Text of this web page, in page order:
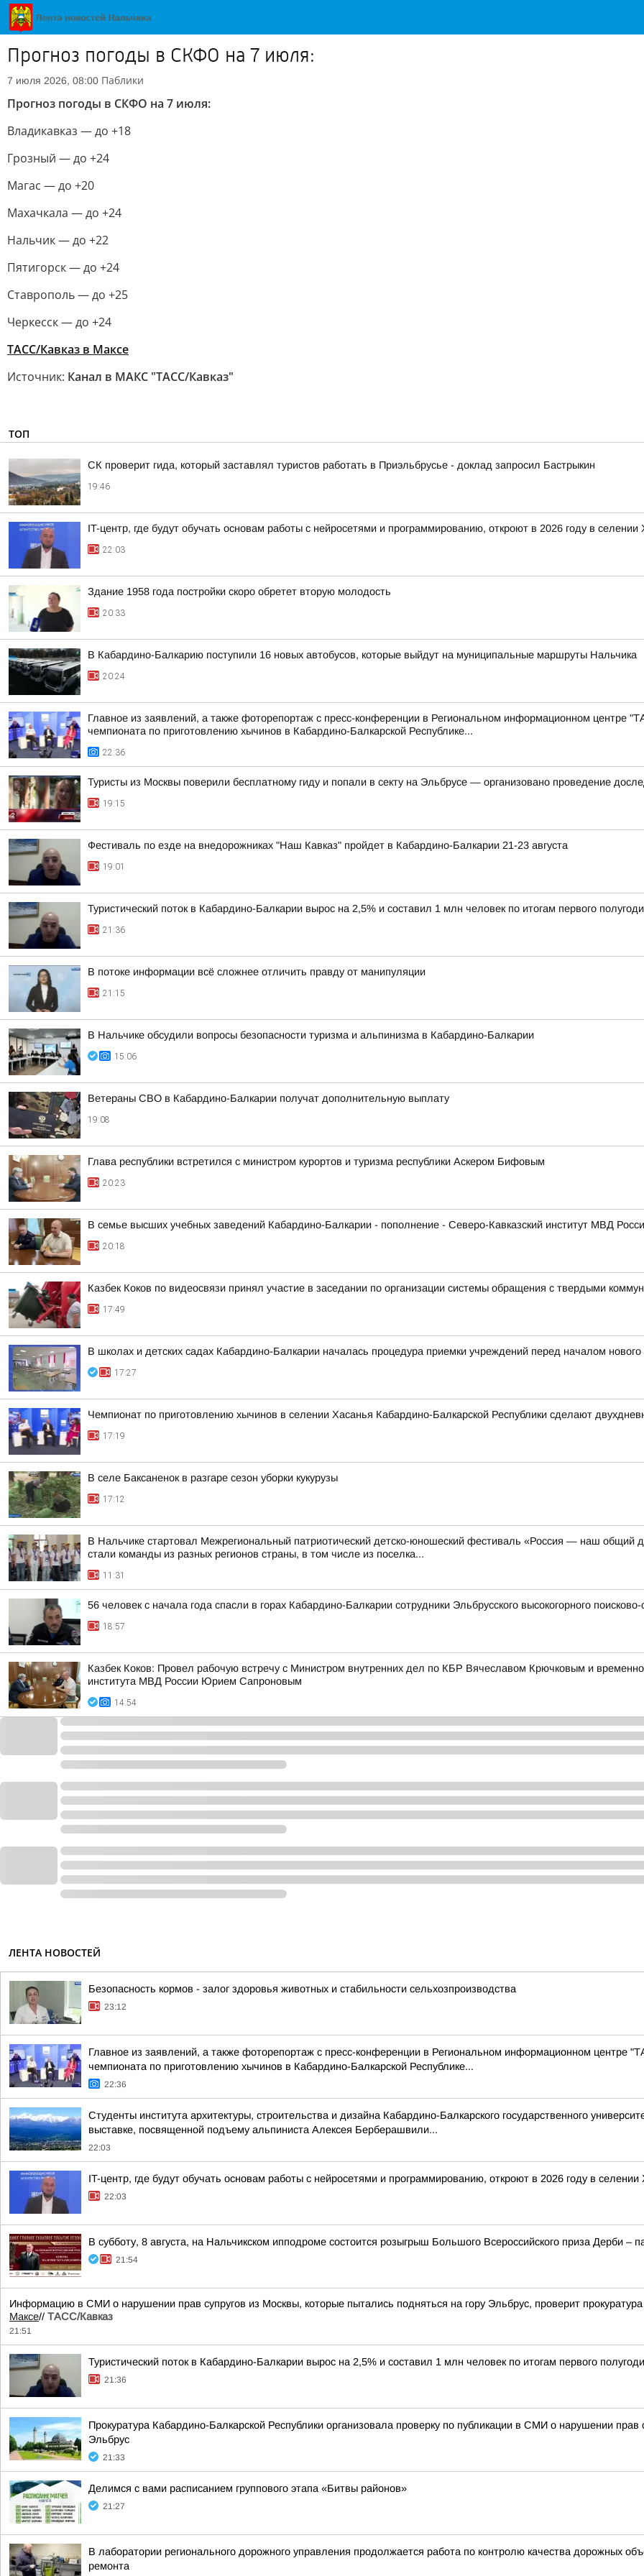
Прогноз погоды в СКФО на 7 июля:
7 июля 2026, 08:00 Паблики
Прогноз погоды в СКФО на 7 июля:
Владикавказ — до +18
Грозный — до +24
Магас — до +20
Махачкала — до +24
Нальчик — до +22
Пятигорск — до +24
Ставрополь — до +25
Черкесск — до +24
ТАСС/Кавказ в Максе
Источник: Канал в МАКС "ТАСС/Кавказ"
ТОП
СК проверит гида, который заставлял туристов работать в Приэльбрусье - доклад запросил Бастрыкин
19:46
IT-центр, где будут обучать основам работы с нейросетями и программированию, откроют в 2026 году в
22:03
Здание 1958 года постройки скоро обретет вторую молодость
20:33
В Кабардино-Балкарию поступили 16 новых автобусов, которые выйдут на муниципальные маршруты Нальчика
20:24
Главное из заявлений, а также фоторепортаж с пресс-конференции в Региональном информационном центре
чемпионата по приготовлению хычинов в Кабардино-Балкарской Республике...
22:36
Туристы из Москвы поверили бесплатному гиду и попали в секту на Эльбрусе — организовано проведение
19:15
Фестиваль по езде на внедорожниках "Наш Кавказ" пройдет в Кабардино-Балкарии 21-23 августа
19:01
Туристический поток в Кабардино-Балкарии вырос на 2,5% и составил 1 млн человек по итогам первого
21:36
В потоке информации всё сложнее отличить правду от манипуляции
21:15
В Нальчике обсудили вопросы безопасности туризма и альпинизма в Кабардино-Балкарии
15:06
Ветераны СВО в Кабардино-Балкарии получат дополнительную выплату
19:08
Глава республики встретился с министром курортов и туризма республики Аскером Бифовым
20:23
В семье высших учебных заведений Кабардино-Балкарии - пополнение - Северо-Кавказский институт МВД
20:18
Казбек Коков по видеосвязи принял участие в заседании по организации системы обращения с твердыми
17:49
В школах и детских садах Кабардино-Балкарии началась процедура приемки учреждений перед началом нового
17:27
Чемпионат по приготовлению хычинов в селении Хасанья Кабардино-Балкарской Республики сделают
17:19
В селе Баксаненок в разгаре сезон уборки кукурузы
17:12
В Нальчике стартовал Межрегиональный патриотический детско-юношеский фестиваль «Россия — наш общий
стали команды из разных регионов страны, в том числе из поселка...
11:31
56 человек с начала года спасли в горах Кабардино-Балкарии сотрудники Эльбрусского высокогорного
18:57
Казбек Коков: Провел рабочую встречу с Министром внутренних дел по КБР Вячеславом Крючковым и
института МВД России Юрием Сапроновым
14:54
ЛЕНТА НОВОСТЕЙ
Безопасность кормов - залог здоровья животных и стабильности сельхозпроизводства
23:12
Главное из заявлений, а также фоторепортаж с пресс-конференции в Региональном информационном центре
чемпионата по приготовлению хычинов в Кабардино-Балкарской Республике...
22:36
Студенты института архитектуры, строительства и дизайна Кабардино-Балкарского государственного
выставке, посвященной подъему альпиниста Алексея Берберашвили...
22:03
IT-центр, где будут обучать основам работы с нейросетями и программированию, откроют в 2026 году в
22:03
В субботу, 8 августа, на Нальчикском ипподроме состоится розыгрыш Большого Всероссийского приза Дерби
21:54
Информацию в СМИ о нарушении прав супругов из Москвы, которые пытались подняться на гору Эльбрус, проверит
Максе// ТАСС/Кавказ
21:51
Туристический поток в Кабардино-Балкарии вырос на 2,5% и составил 1 млн человек по итогам первого
21:36
Прокуратура Кабардино-Балкарской Республики организовала проверку по публикации в СМИ о нарушении
Эльбрус
21:33
Делимся с вами расписанием группового этапа «Битвы районов»
21:27
В лаборатории регионального дорожного управления продолжается работа по контролю качества дорожных
ремонта